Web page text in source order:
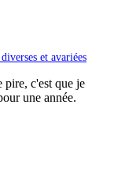
et avariées
c'est que je
une année.